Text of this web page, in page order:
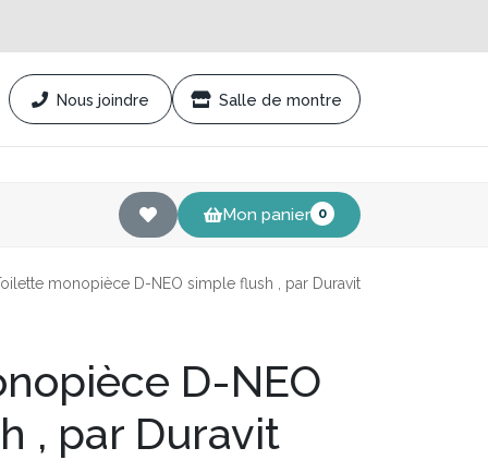
Nous joindre Salle de montre
Mon panier 0
monopièce D-NEO simple flush , par Duravit
D-NEO
, par Duravit